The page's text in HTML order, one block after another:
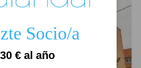
Socio/a
30 € al año